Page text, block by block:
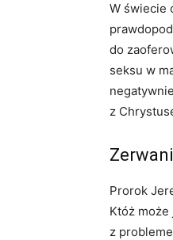
W świecie
do
seksu w
z
Prorok
Któż może
z